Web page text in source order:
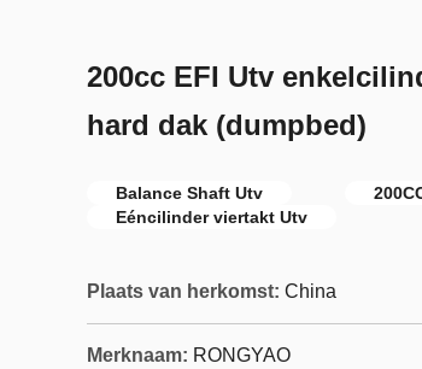
200cc EFI Utv
hard dak (dumpbed)
Balance Shaft Utv
Eéncilinder viertakt Utv
Plaats van herkomst: China
Merknaam: RONGYAO